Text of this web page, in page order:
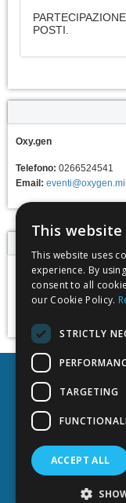
POSTI.
Oxy.gen
Telefono: 0266524541
Email:
Norme sulla privacy |
This website
This website uses
experience. By
consent to all
our Cookie Policy.
STRICTLY
TARGETING
ACCEPT ALL